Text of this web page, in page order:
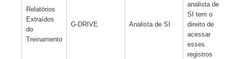
Relatórios
Extraídos
do
Treinamento
G-DRIVE Analista de SI
analista de
SI tem o
direito de
acessar
esses
registros